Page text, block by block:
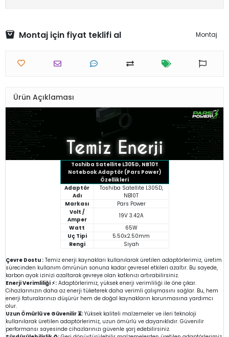
Montaj için fiyat teklifi al Montaj
Ürün Açıklaması
Toshiba Satellite L305D, NB10T
Notebook Adaptör (Pars Power)
Özellikleri
Adaptör
Adı
Toshiba Satellite L305D,
NB10T
Markası
Pars Power
Volt /
Amper
19V 3.42A
Watt
65W
Uç Tipi
5.50x2.50mm
Rengi
Siyah
Çevre Dostu : Temiz enerji kaynakları kullanılarak üretilen adaptörlerimiz, üretim
sürecinden kullanım ömrünün sonuna kadar çevresel etkileri azaltır. Bu sayede,
karbon ayak izinizi azaltarak çevreye olan katkınızı artırabilirsiniz.
Enerji Verimliliği ⚡: Adaptörlerimiz, yüksek enerji verimliliği ile öne çıkar.
Cihazlarınızın daha az enerji tüketerek daha verimli çalışmasını sağlar. Bu, hem
enerji faturalarınızı düşürür hem de doğal kaynakların korunmasına yardımcı
olur.
Uzun Ömürlü ve Güvenilir ⏳: Yüksek kaliteli malzemeler ve ileri teknoloji
kullanılarak üretilen adaptörlerimiz, uzun ömürlü ve dayanıklıdır. Güvenilir
performansı sayesinde cihazlarınızı güvenle şarj edebilirsiniz.